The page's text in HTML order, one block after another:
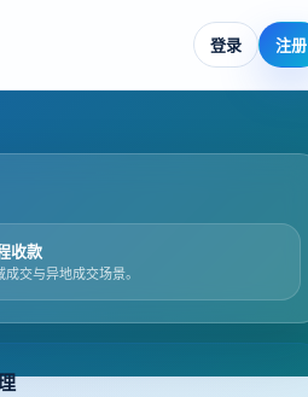
登录 注册
收款
成交与异地成交场景。